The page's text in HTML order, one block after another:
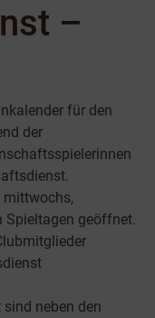
–
für den
der
mittwochs,
Spieltagen geöffnet.
neben den